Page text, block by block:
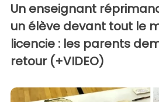
Un enseignant
un élève devant tout le
licencie : les parents
retour (+VIDEO)